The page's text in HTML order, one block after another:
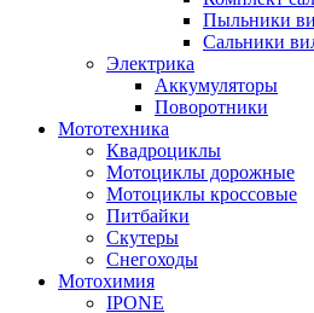
Пыльники
Сальники
Электрика
Аккумуляторы
Поворотники
Мототехника
Квадроциклы
Мотоциклы дорожные
Мотоциклы кроссовые
Питбайки
Скутеры
Снегоходы
Мотохимия
IPONE